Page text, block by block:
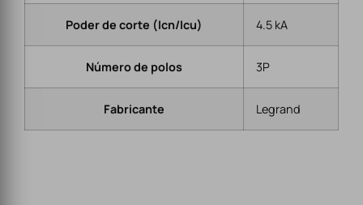
Poder de corte (Icn/Icu) 4.5 kA
Número de polos 3P
Fabricante Legrand